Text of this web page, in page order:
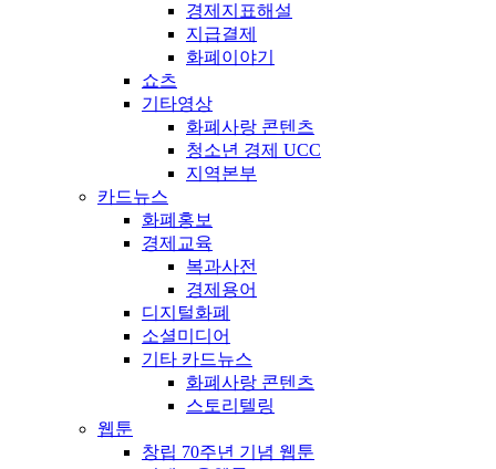
경제지표해설
지급결제
화폐이야기
쇼츠
기타영상
화폐사랑 콘텐츠
청소년 경제 UCC
지역본부
카드뉴스
화폐홍보
경제교육
복과사전
경제용어
디지털화폐
소셜미디어
기타 카드뉴스
화폐사랑 콘텐츠
스토리텔링
웹툰
창립 70주년 기념 웹툰